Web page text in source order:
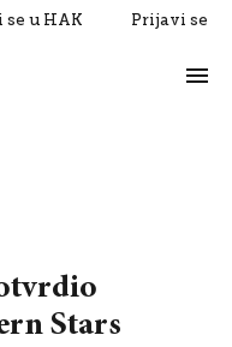
se u HAK Prijavi se
Stars